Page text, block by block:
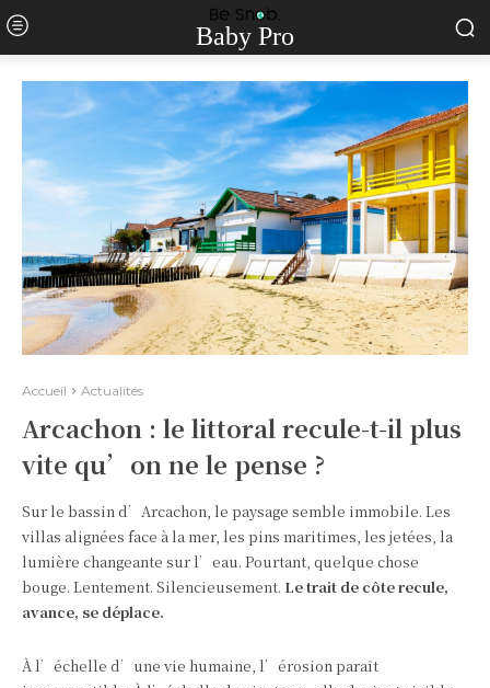
Baby Pro
Accueil Actualités
Arcachon : le littoral recule-t-il plus
vite qu’on ne le pense ?
Sur le bassin d’Arcachon, le paysage semble immobile. Les
villas alignées face à la mer, les pins maritimes, les jetées, la
lumière changeante sur l’eau. Pourtant, quelque chose
bouge. Lentement. Silencieusement. Le trait de côte recule,
avance, se déplace.
À l’échelle d’une vie humaine, l’érosion paraît